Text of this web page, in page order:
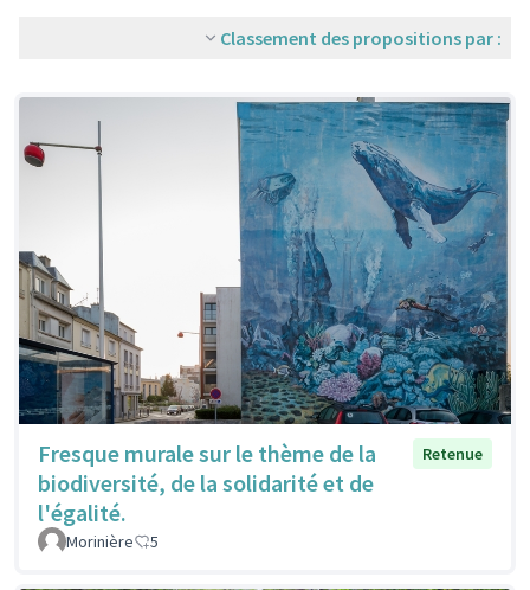
Classement des propositions par :
Fresque murale sur le thème de la
biodiversité, de la solidarité et de
l'égalité.
Retenue
Morinière 5